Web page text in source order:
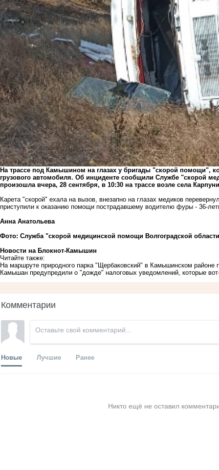
На трассе под Камышином на глазах у бригады "скорой помощи",
грузового автомобиля. Об инциденте сообщили Службе "скорой
произошла вчера, 28 сентября, в 10:30 на трассе возле села
Карета "скорой" ехала на вызов, внезапно на глазах медиков
приступили к оказанию помощи пострадавшему водителю фуры - 36-
Анна Анатольева
Фото: Служба "скорой медицинской помощи Волгоградской
Новости на Блoкнoт-Камышин
Читайте также:
На маршруте природного парка "Щербаковский" в Камышинском районе
Камышан предупредили о "дожде" налоговых уведомлений, которые
Комментарии
Новые Лучшие Ранее
Никто ещё не оставил